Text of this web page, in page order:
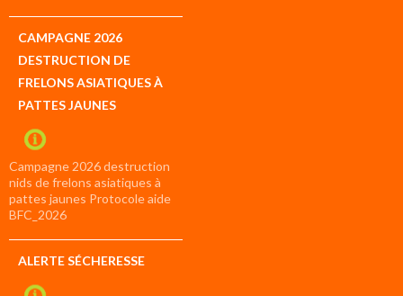
CAMPAGNE 2026
DESTRUCTION DE
FRELONS ASIATIQUES À
PATTES JAUNES
Campagne 2026 destruction
nids de frelons asiatiques à
pattes jaunes Protocole aide
BFC_2026
ALERTE SÉCHERESSE